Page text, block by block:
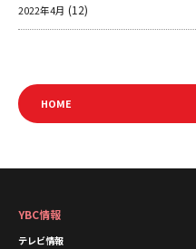
2022年4月 (12)
HOME
YBC情報
テレビ情報